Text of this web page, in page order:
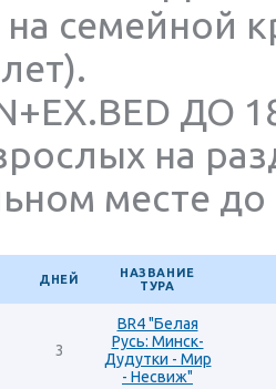
семейной
ДО
на
месте до
ДНЕЙ
НАЗВАНИЕ
ТУРА
3
BR4 "Белая
Русь: Минск-
Дудутки - Мир
- Несвиж"